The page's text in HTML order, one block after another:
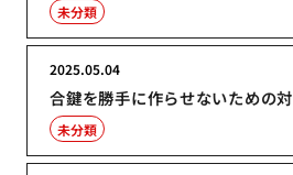
未分類
合鍵を勝手に作らせないための
2025.05.04
未分類